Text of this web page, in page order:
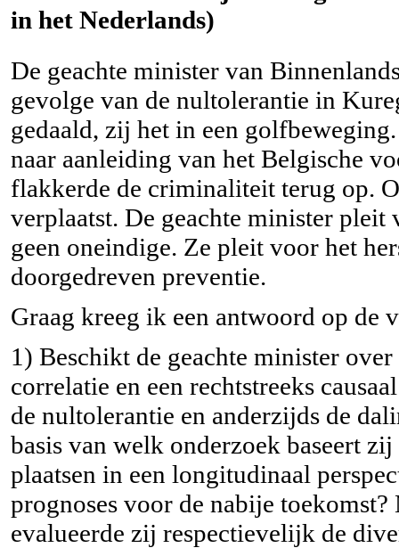
in het Nederlands)
De geachte minister van
gevolge van de nultolerantie in
gedaald, zij het in een
naar aanleiding van het Belgische
flakkerde de criminaliteit terug op.
verplaatst. De geachte minister
geen oneindige. Ze pleit voor het
doorgedreven preventie.
Graag kreeg ik een antwoord op de
1) Beschikt de geachte minister
correlatie en een rechtstreeks
de nultolerantie en anderzijds de
basis van welk onderzoek baseert
plaatsen in een longitudinaal
prognoses voor de nabije
evalueerde zij respectievelijk de